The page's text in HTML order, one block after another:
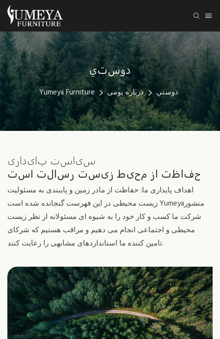
دوستي
Yumeya Furniture درباره یومی دوستي
سیاست پایداری
حفاظت از محیط زیست رسالت است
اهداف پایداری ما: حفاظت از مادر زمین و پایبندی به مسئولیت
زیست محیطی در این فهرست گنجانده شده است Yumeyaمنشور
شرکت ما کسب و کار خود را به شیوه ای مسئولانه از نظر زیست
محیطی و اجتماعی انجام می دهیم و مراقب هستیم که شرکای
تامین کننده ما استانداردهای مشابهی را رعایت کنند.